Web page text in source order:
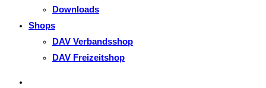
Downloads
Shops
DAV Verbandsshop
DAV Freizeitshop